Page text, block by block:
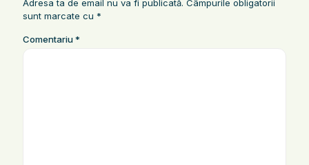
Adresa ta de email nu va fi publicată. Câmpurile obligatorii
sunt marcate cu *
Comentariu*